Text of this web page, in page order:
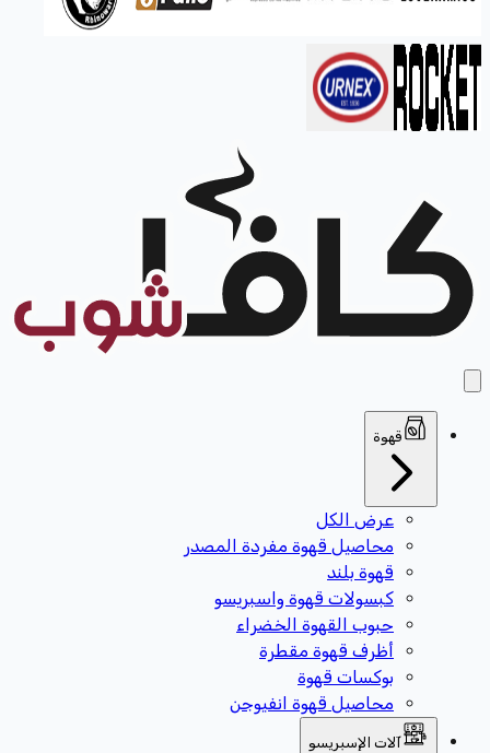
قهوة
عرض الكل
محاصيل قهوة مفردة المصدر
قهوة بلند
كبسولات قهوة واسبريسو
حبوب القهوة الخضراء
أظرف قهوة مقطرة
بوكسات قهوة
محاصيل قهوة انفيوجن
آلات الإسبريسو